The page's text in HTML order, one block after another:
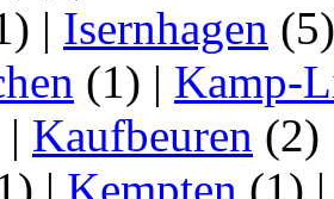
| Isernhagen
(1) | Kamp-
| Kaufbeuren (2)
| Kempten (1)